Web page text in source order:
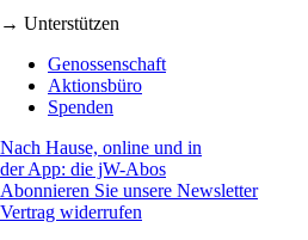
→ Unterstützen
Genossenschaft
Aktionsbüro
Spenden
Nach Hause, online und in
der App: die jW-Abos
Abonnieren Sie unsere Newsletter
Vertrag widerrufen